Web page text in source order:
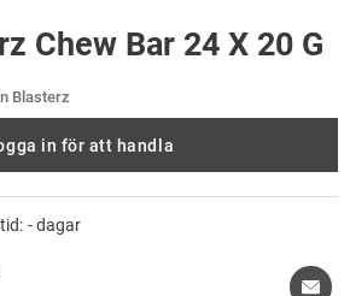
Chew Bar 24 X 20 G
Blasterz
in för att handla
- dagar